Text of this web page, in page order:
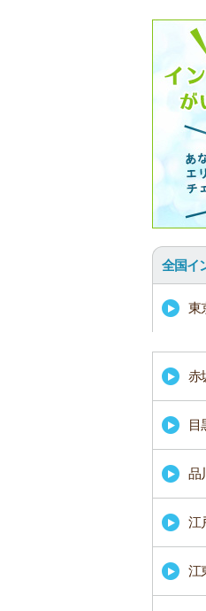
全国イ
東
赤
目
品
江
江